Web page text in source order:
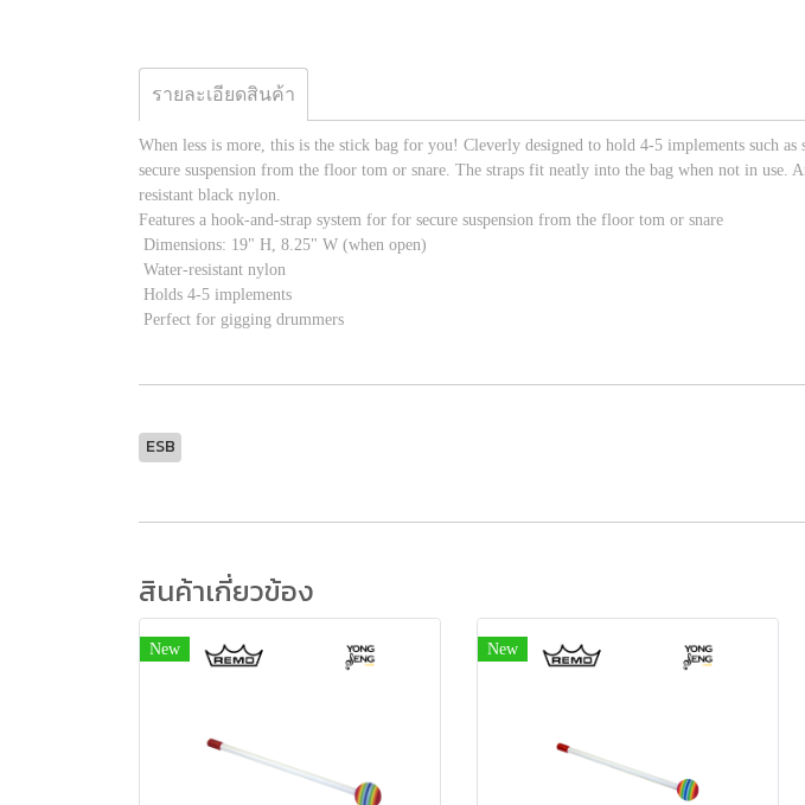
รายละเอียดสินค้า
When less is more, this is the stick bag for you! Cleverly designed to hold 4-5 implements such
secure suspension from the floor tom or snare. The straps fit neatly into the bag when not in
resistant black nylon.
Features a hook-and-strap system for for secure suspension from the floor tom or snare
Dimensions: 19" H, 8.25" W (when open)
Water-resistant nylon
Holds 4-5 implements
Perfect for gigging drummers
ESB
สินค้าเกี่ยวข้อง
New New